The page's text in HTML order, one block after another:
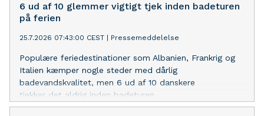
6 ud af 10 glemmer vigtigt tjek inden badeturen
på ferien
25.7.2026 07:43:00 CEST Pressemeddelelse
Populære feriedestinationer som Albanien, Frankrig og
Italien kæmper nogle steder med dårlig
badevandskvalitet, men 6 ud af 10 danskere
tjekker det aldrig inden badeturen.